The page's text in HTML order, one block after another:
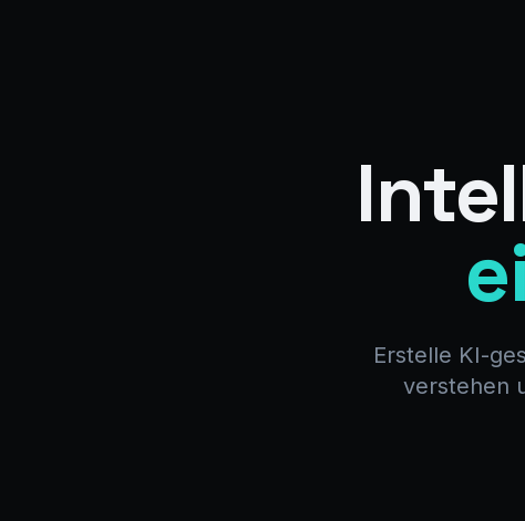
Erstelle KI-
verstehen